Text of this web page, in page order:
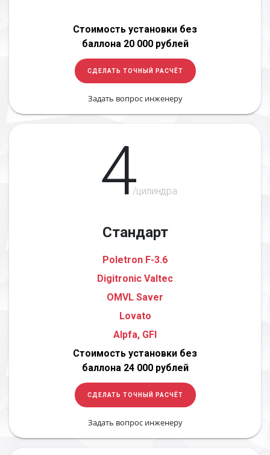
Стоимость установки без
баллона 20 000 рублей
СДЕЛАТЬ ТОЧНЫЙ РАСЧЁТ
Задать вопрос инженеру
4/цилиндра
Стандарт
Poletron F-3.6
Digitronic Valtec
OMVL Saver
Lovato
Alpfa, GFI
Стоимость установки без
баллона 24 000 рублей
СДЕЛАТЬ ТОЧНЫЙ РАСЧЁТ
Задать вопрос инженеру